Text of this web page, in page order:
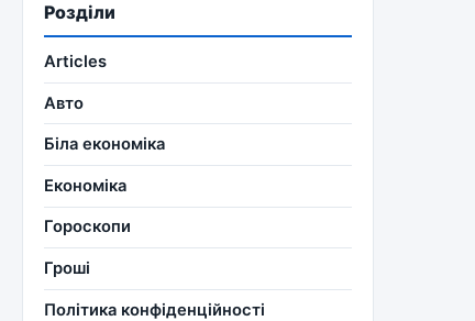
Розділи
Articles
Авто
Біла економіка
Економіка
Гороскопи
Гроші
Політика конфіденційності